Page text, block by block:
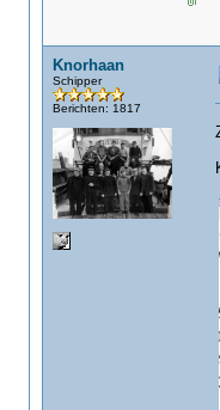
Knorhaan
Schipper
Berichten: 1817